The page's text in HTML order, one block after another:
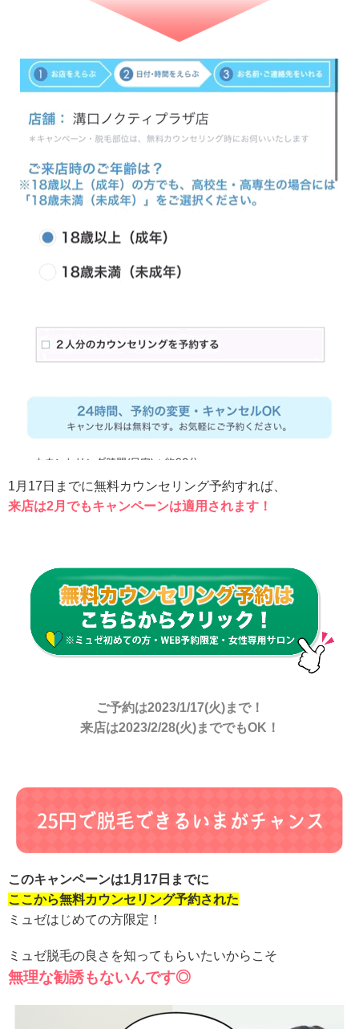
1月17日までに無料カウンセリング予約すれば、
来店は2月でもキャンペーンは適用されます！
ご予約は2023/1/17(火)まで！
来店は2023/2/28(火)まででもOK！
このキャンペーンは1月17日までに
ここから無料カウンセリング予約された
ミュゼはじめての方限定！
ミュゼ脱毛の良さを知ってもらいたいからこそ
無理な勧誘もないんです◎